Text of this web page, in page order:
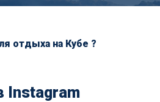
отдыха на Кубе ?
Instagram